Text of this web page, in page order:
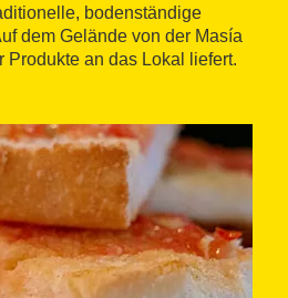
bodenständige
dem Gelände von der Masía
Produkte an das Lokal liefert.